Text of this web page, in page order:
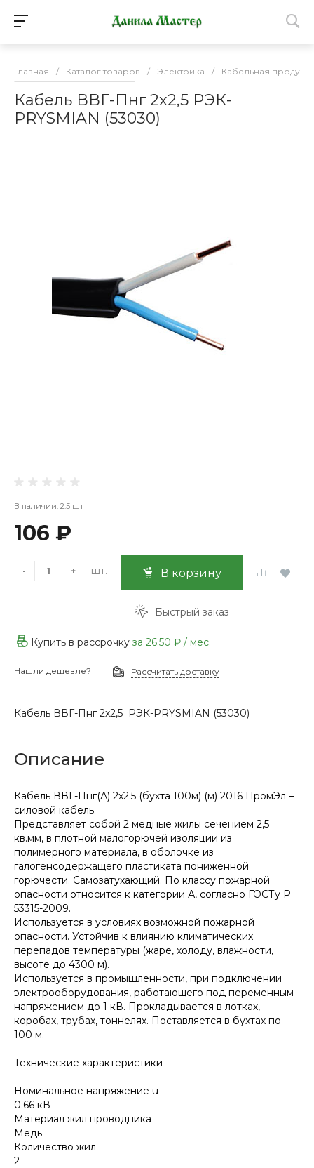
Главная / Каталог товаров / Электрика / Кабельная
Кабель ВВГ-Пнг 2х2,5 РЭК-
PRYSMIAN (53030)
В наличии: 2.5 шт
106 ₽
- + шт. В корзину
Быстрый заказ
Купить в рассрочку за 26.50 ₽ / мес.
Нашли дешевле? Рассчитать доставку
Кабель ВВГ-Пнг 2х2,5 РЭК-PRYSMIAN (53030)
Описание
Кабель ВВГ-Пнг(А) 2х2.5 (бухта 100м) (м) 2016 ПромЭл –
силовой кабель.
Представляет собой 2 медные жилы сечением 2,5
кв.мм, в плотной малогорючей изоляции из
полимерного материала, в оболочке из
галогенсодержащего пластиката пониженной
горючести. Самозатухающий. По классу пожарной
опасности относится к категории А, согласно ГОСТу Р
53315-2009.
Используется в условиях возможной пожарной
опасности. Устойчив к влиянию климатических
перепадов температуры (жаре, холоду, влажности,
высоте до 4300 м).
Используется в промышленности, при подключении
электрооборудования, работающего под переменным
напряжением до 1 кВ. Прокладывается в лотках,
коробах, трубах, тоннелях. Поставляется в бухтах по
100 м.
Технические характеристики
Номинальное напряжение u
0.66 кВ
Материал жил проводника
Медь
Количество жил
2